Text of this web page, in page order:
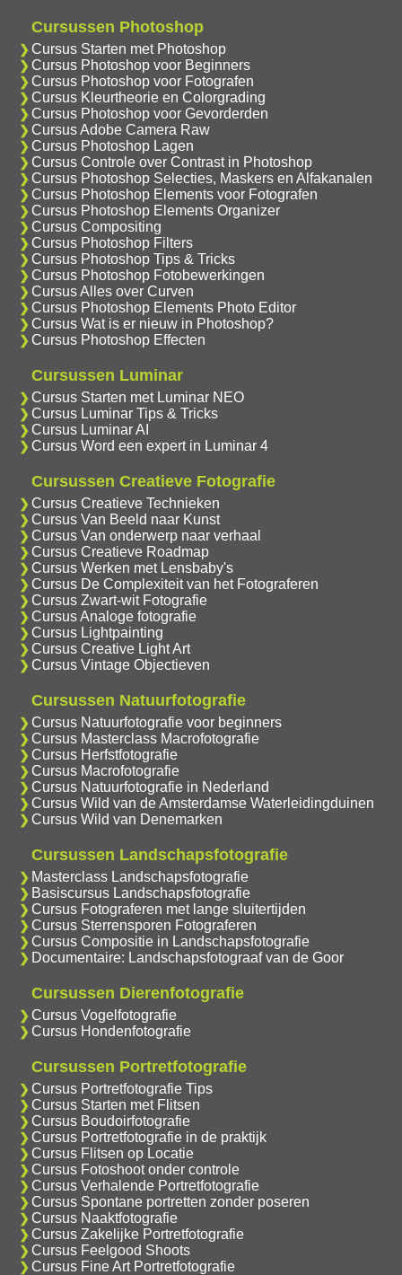
Cursussen Photoshop
Cursus Starten met Photoshop
Cursus Photoshop voor Beginners
Cursus Photoshop voor Fotografen
Cursus Kleurtheorie en Colorgrading
Cursus Photoshop voor Gevorderden
Cursus Adobe Camera Raw
Cursus Photoshop Lagen
Cursus Controle over Contrast in Photoshop
Cursus Photoshop Selecties, Maskers en Alfakanalen
Cursus Photoshop Elements voor Fotografen
Cursus Photoshop Elements Organizer
Cursus Compositing
Cursus Photoshop Filters
Cursus Photoshop Tips & Tricks
Cursus Photoshop Fotobewerkingen
Cursus Alles over Curven
Cursus Photoshop Elements Photo Editor
Cursus Wat is er nieuw in Photoshop?
Cursus Photoshop Effecten
Cursussen Luminar
Cursus Starten met Luminar NEO
Cursus Luminar Tips & Tricks
Cursus Luminar AI
Cursus Word een expert in Luminar 4
Cursussen Creatieve Fotografie
Cursus Creatieve Technieken
Cursus Van Beeld naar Kunst
Cursus Van onderwerp naar verhaal
Cursus Creatieve Roadmap
Cursus Werken met Lensbaby's
Cursus De Complexiteit van het Fotograferen
Cursus Zwart-wit Fotografie
Cursus Analoge fotografie
Cursus Lightpainting
Cursus Creative Light Art
Cursus Vintage Objectieven
Cursussen Natuurfotografie
Cursus Natuurfotografie voor beginners
Cursus Masterclass Macrofotografie
Cursus Herfstfotografie
Cursus Macrofotografie
Cursus Natuurfotografie in Nederland
Cursus Wild van de Amsterdamse Waterleidingduinen
Cursus Wild van Denemarken
Cursussen Landschapsfotografie
Masterclass Landschapsfotografie
Basiscursus Landschapsfotografie
Cursus Fotograferen met lange sluitertijden
Cursus Sterrensporen Fotograferen
Cursus Compositie in Landschapsfotografie
Documentaire: Landschapsfotograaf van de Goor
Cursussen Dierenfotografie
Cursus Vogelfotografie
Cursus Hondenfotografie
Cursussen Portretfotografie
Cursus Portretfotografie Tips
Cursus Starten met Flitsen
Cursus Boudoirfotografie
Cursus Portretfotografie in de praktijk
Cursus Flitsen op Locatie
Cursus Fotoshoot onder controle
Cursus Verhalende Portretfotografie
Cursus Spontane portretten zonder poseren
Cursus Naaktfotografie
Cursus Zakelijke Portretfotografie
Cursus Feelgood Shoots
Cursus Fine Art Portretfotografie